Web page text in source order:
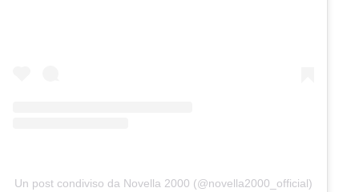
Un post condiviso da Novella 2000 (@novella2000_official)